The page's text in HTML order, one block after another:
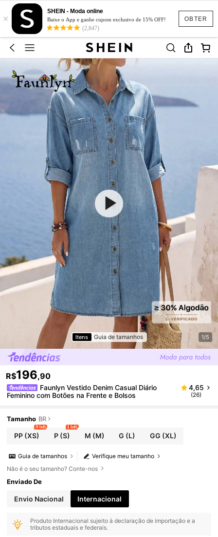
OBTER
×
SHEIN - Moda online
Baixe o App e ganhe cupom exclusivo de 15% OFF!
(2,847)
Itens Guia de tamanhos 1/5
R$196,90
Faunlyn Vestido Denim Casual Diário
Feminino com Botões na Frente e Bolsos
4,65
(26)
Tamanho BR
PP(XS)
9 left
P(S)
1 left
M (M) G (L) GG (XL)
Verifique meu tamanho
Guia de tamanhos
Não é o seu tamanho? Conte-nos
Enviado De
Envio Nacional Internacional
Produto Internacional sujeito à declaração de importação e a
tributos estaduais e federais.